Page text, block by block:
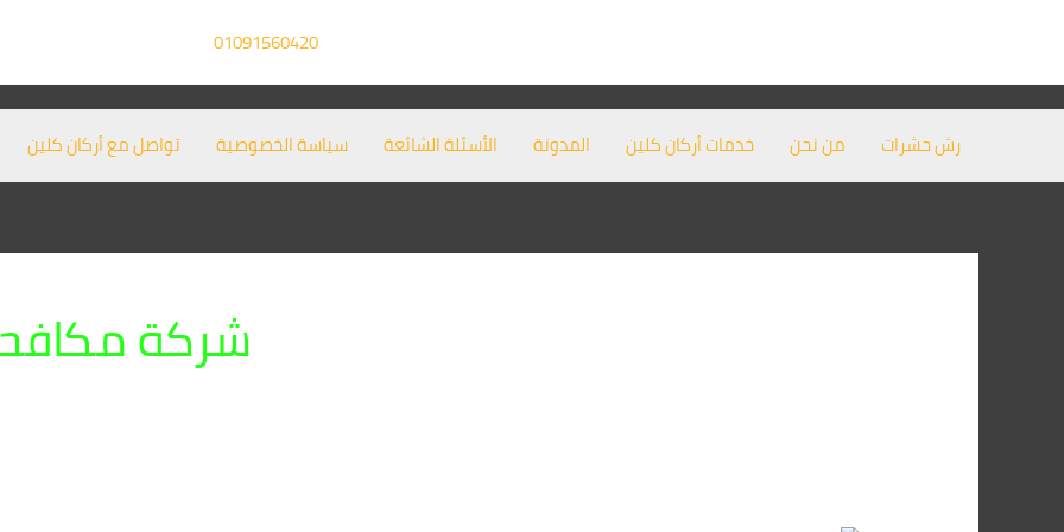
01091560420
رش حشرات من نحن خدمات أركان كلين المدونة الأسئلة الشائعة سياسة الخصوصية تواصل مع أركان كلين
شركة